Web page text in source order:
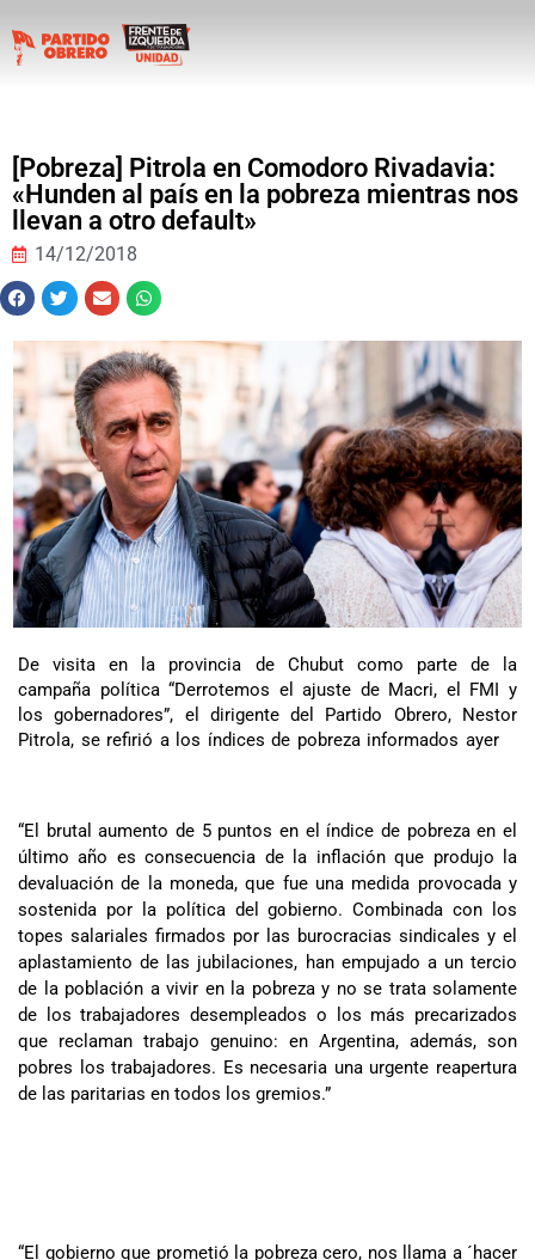
[Pobreza] Pitrola en Comodoro Rivadavia:
«Hunden al país en la pobreza mientras nos
llevan a otro default»
14/12/2018
De visita en la provincia de Chubut como parte de la
campaña política “Derrotemos el ajuste de Macri, el FMI y
los gobernadores”, el dirigente del Partido Obrero, Nestor
Pitrola, se refirió a los índices de pobreza informados ayer
“El brutal aumento de 5 puntos en el índice de pobreza en el
último año es consecuencia de la inflación que produjo la
devaluación de la moneda, que fue una medida provocada y
sostenida por la política del gobierno. Combinada con los
topes salariales firmados por las burocracias sindicales y el
aplastamiento de las jubilaciones, han empujado a un tercio
de la población a vivir en la pobreza y no se trata solamente
de los trabajadores desempleados o los más precarizados
que reclaman trabajo genuino: en Argentina, además, son
pobres los trabajadores. Es necesaria una urgente reapertura
de las paritarias en todos los gremios.”
“El gobierno que prometió la pobreza cero, nos llama a ´hacer